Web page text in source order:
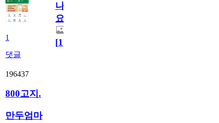
1
댓글
나
요)
[1]
196437
800고지.
만두엄마